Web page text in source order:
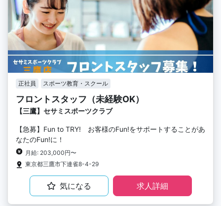
正社員 スポーツ教育・スクール
フロントスタッフ（未経験OK）
【三鷹】セサミスポーツクラブ
【急募】Fun to TRY! お客様のFun!をサポートすることがあ
なたのFun!に！
月給: 203,000円〜
東京都三鷹市下連雀8-4-29
気になる 求人詳細